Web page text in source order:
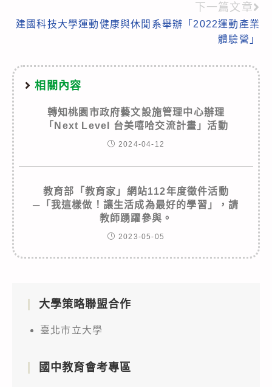
下一篇文章
建國科技大學運動健康與休閒系舉辦「2022運動產業
體驗營」
相關內容
轉知桃園市政府藝文設施管理中心辦理
「Next Level 台美嘻哈交流計畫」活動
2024-04-12
教育部「教育家」網站112年度徵件活動
─「我這樣做！讓生活成為最好的學習」，請
教師踴躍參與。
2023-05-05
大學策略聯盟合作
臺北市立大學
國中教育會考專區